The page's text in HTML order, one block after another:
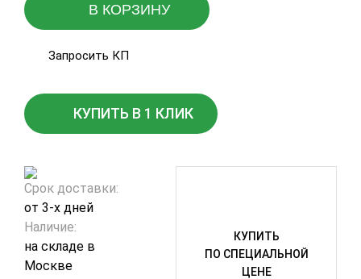
В КОРЗИНУ
Запросить КП
КУПИТЬ В 1 КЛИК
Срок доставки:
от 3-х дней
Наличие:
на складе в
Москве
КУПИТЬ
ПО СПЕЦИАЛЬНОЙ
ЦЕНЕ